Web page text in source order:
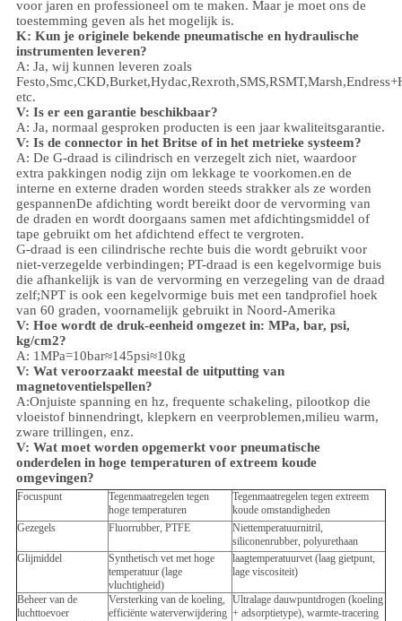
voor jaren en professioneel om te maken. Maar je moet ons de
toestemming geven als het mogelijk is.
K: Kun je originele bekende pneumatische en hydraulische
instrumenten leveren?
A: Ja, wij kunnen leveren zoals
etc.
V: Is er een garantie beschikbaar?
A: Ja, normaal gesproken producten is een jaar kwaliteitsgarantie.
V: Is de connector in het Britse of in het metrieke systeem?
A: De G-draad is cilindrisch en verzegelt zich niet, waardoor
extra pakkingen nodig zijn om lekkage te voorkomen.en de
interne en externe draden worden steeds strakker als ze worden
gespannenDe afdichting wordt bereikt door de vervorming van
de draden en wordt doorgaans samen met afdichtingsmiddel of
tape gebruikt om het afdichtend effect te vergroten.
G-draad is een cilindrische rechte buis die wordt gebruikt voor
niet-verzegelde verbindingen; PT-draad is een kegelvormige buis
die afhankelijk is van de vervorming en verzegeling van de draad
zelf;NPT is ook een kegelvormige buis met een tandprofiel hoek
van 60 graden, voornamelijk gebruikt in Noord-Amerika
V: Hoe wordt de druk-eenheid omgezet in: MPa, bar, psi,
kg/cm2?
A: 1MPa=10bar≈145psi≈10kg
V: Wat veroorzaakt meestal de uitputting van
magnetoventielspellen?
A:Onjuiste spanning en hz, frequente schakeling, pilootkop die
vloeistof binnendringt, klepkern en veerproblemen,milieu warm,
zware trillingen, enz.
V: Wat moet worden opgemerkt voor pneumatische
onderdelen in hoge temperaturen of extreem koude
omgevingen?
Focuspunt
Tegenmaatregelen tegen
hoge temperaturen
Tegenmaatregelen tegen extreem
koude omstandigheden
Gezegels
Fluorrubber, PTFE
Niettemperatuurnitril,
siliconenrubber, polyurethaan
Glijmiddel
Synthetisch vet met hoge
temperatuur (lage
vluchtigheid)
laagtemperatuurvet (laag gietpunt,
lage viscositeit)
Beheer van de
luchttoevoer
Versterking van de koeling,
efficiënte waterverwijdering
Ultralage dauwpuntdrogen (koeling
+ adsorptietype), warmte-tracering